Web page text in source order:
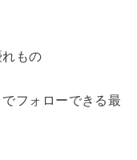
もの
フォローできる最